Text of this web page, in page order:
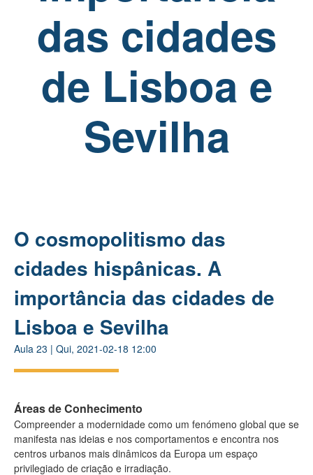
das cidades
de Lisboa e
Sevilha
O cosmopolitismo das
cidades hispânicas. A
importância das cidades de
Lisboa e Sevilha
Aula 23 | Qui, 2021-02-18 12:00
Áreas de Conhecimento
Compreender a modernidade como um fenómeno global que se
manifesta nas ideias e nos comportamentos e encontra nos
centros urbanos mais dinâmicos da Europa um espaço
privilegiado de criação e irradiação.